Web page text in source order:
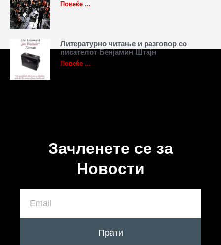
Повеќе ...
Литературно читање и разговор со
писателот Бенјамин Штајн
Повеќе ...
Зачленете се за
Новости
Прати